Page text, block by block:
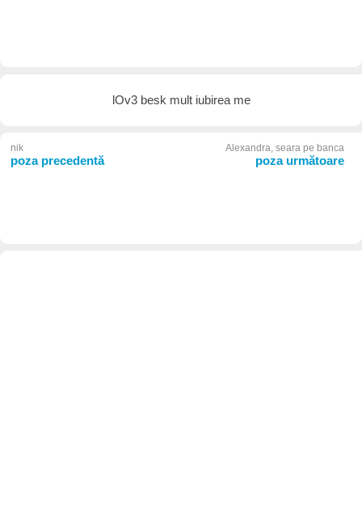
lOv3 besk mult iubirea me
nik
poza precedentă
Alexandra, seara pe banca
poza următoare